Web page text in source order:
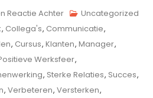
Reactie AchterOp
Ontwikkel
Je
Professionele
Vaardigheden
Met
Uncategorized
, Collega's, Communicatie,
, Cursus, Klanten, Manager,
Werksfeer,
, Sterke Relaties, Succes,
, Verbeteren, Versterken,